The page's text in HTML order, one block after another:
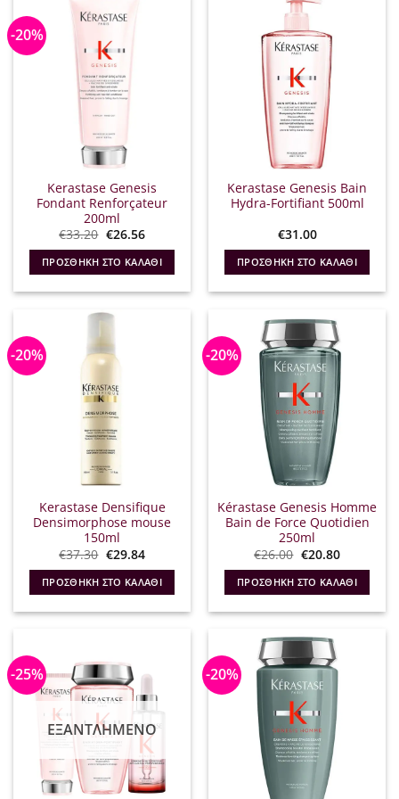
-20%
Kerastase Genesis
Fondant Renforçateur
200ml
€33.20 Original
was:
€33.20.
€26.56Η
τιμή
είναι:
€26.56.
ΠΡΟΣΘΉΚΗ ΣΤΟ ΚΑΛΆΘΙ
Kerastase Genesis Bain
Hydra-Fortifiant 500ml
€31.00
ΠΡΟΣΘΉΚΗ ΣΤΟ ΚΑΛΆΘΙ
-20%
Kerastase Densifique
Densimorphose mouse
150ml
€37.30 Original
price
was:
€37.30.
€29.84Η
τρέχουσα
τιμή
είναι:
€29.84.
ΠΡΟΣΘΉΚΗ ΣΤΟ ΚΑΛΆΘΙ
-20%
Kérastase Genesis Homme
Bain de Force Quotidien
250ml
€26.00 Original
price
was:
€26.00.
€20.80Η
τιμή
είναι:
€20.80.
ΠΡΟΣΘΉΚΗ ΣΤΟ ΚΑΛΆΘΙ
-25%
ΕΞΑΝΤΛΗΜΈΝΟ
-20%